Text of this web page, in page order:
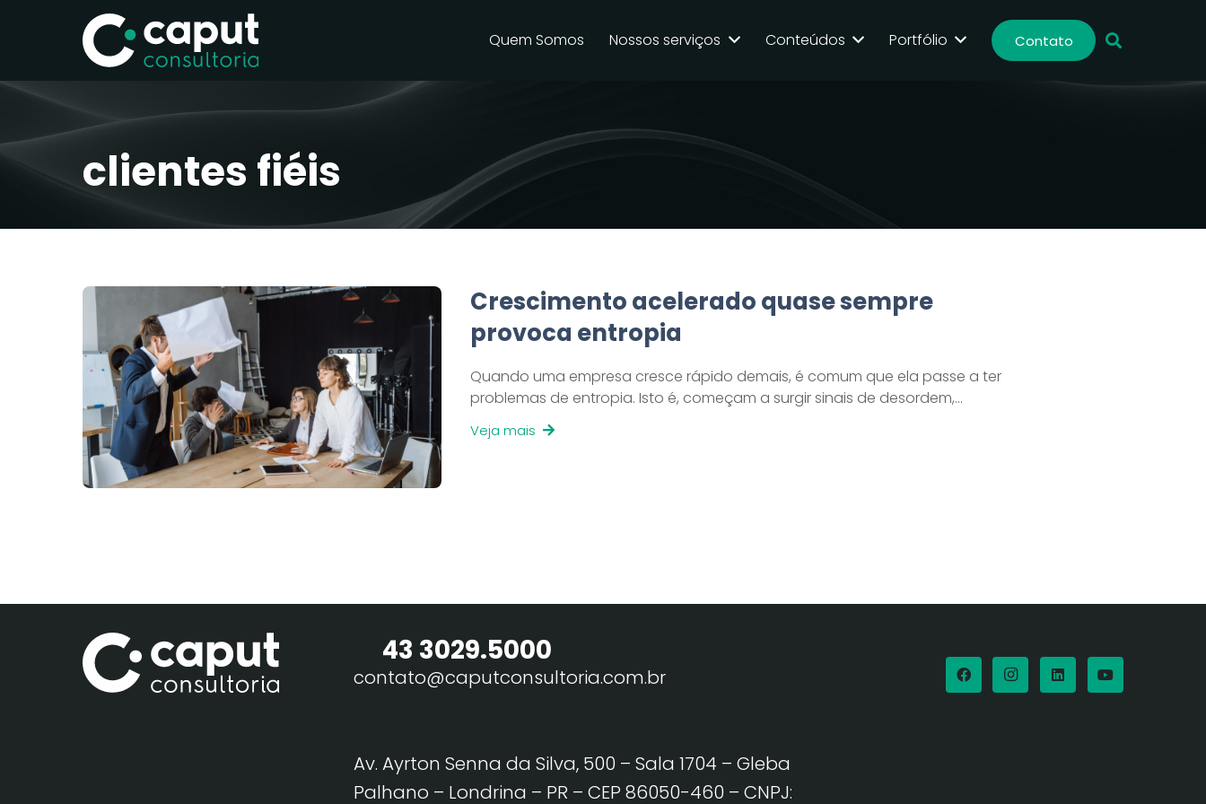
Quem Somos Nossos serviços Conteúdos Portfólio Contato
clientes fiéis
Crescimento acelerado quase sempre
provoca entropia
Quando uma empresa cresce rápido demais, é comum que ela passe a ter
problemas de entropia. Isto é, começam a surgir sinais de desordem,…
Veja mais
43 3029.5000
contato@caputconsultoria.com.br
Av. Ayrton Senna da Silva, 500 – Sala 1704 – Gleba
Palhano – Londrina – PR – CEP 86050-460 – CNPJ: